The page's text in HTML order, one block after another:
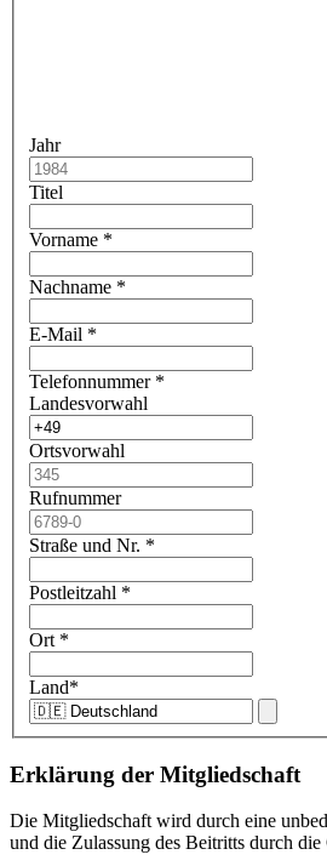
Jahr
Titel
Vorname *
Nachname *
E-Mail *
Telefonnummer *
Landesvorwahl
Ortsvorwahl
Rufnummer
Straße und Nr. *
Postleitzahl *
Ort *
Land*
Erklärung der Mitgliedschaft
Die Mitgliedschaft wird durch eine
und die Zulassung des Beitritts durch die